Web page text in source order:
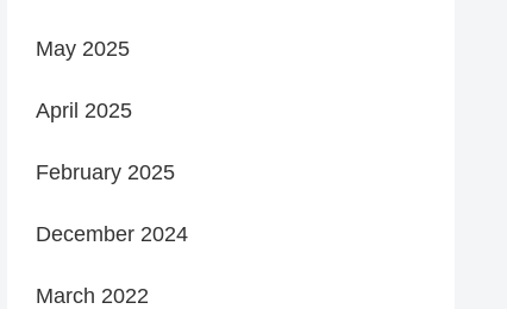
May 2025
April 2025
February 2025
December 2024
March 2022